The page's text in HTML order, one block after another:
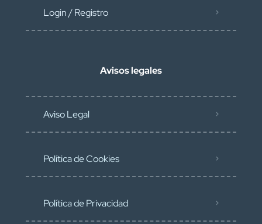
Login / Registro
Avisos legales
Aviso Legal
Política de Cookies
Política de Privacidad